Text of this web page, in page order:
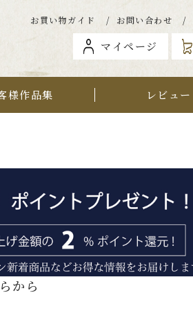
お買い物ガイド お問い合わせ
マイページ
様作品集 レビュー
から